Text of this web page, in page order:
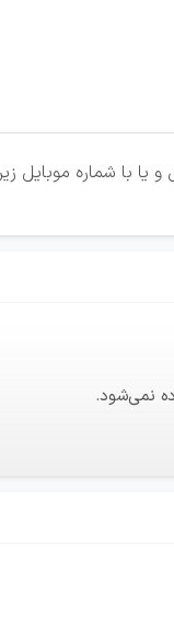
و یا با شماره موبایل
نمی‌شود.